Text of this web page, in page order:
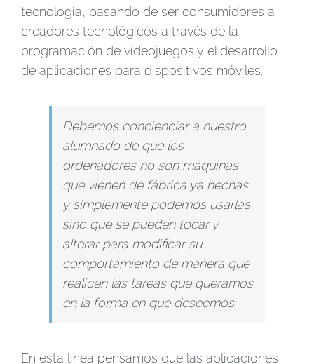
tecnología, pasando de ser consumidores a
creadores tecnológicos a través de la
programación de videojuegos y el desarrollo
de aplicaciones para dispositivos móviles.
Debemos concienciar a nuestro
alumnado de que los
ordenadores no son máquinas
que vienen de fábrica ya hechas
y simplemente podemos usarlas,
sino que se pueden tocar y
alterar para modificar su
comportamiento de manera que
realicen las tareas que queramos
en la forma en que deseemos.
En esta línea pensamos que las aplicaciones